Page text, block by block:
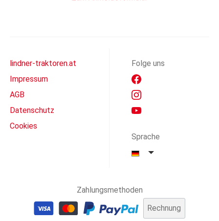
lindner-traktoren.at
Impressum
AGB
Datenschutz
Cookies
Folge uns
Sprache
Zahlungsmethoden
Rechnung